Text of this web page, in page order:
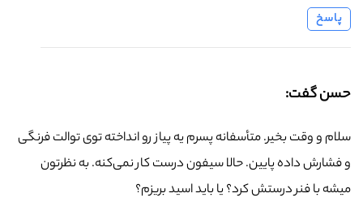
پاسخ
حسن گفت:
سلام و وقت بخیر. متأسفانه پسرم یه پیاز رو انداخته توی توالت فرنگی
و فشارش داده پایین. حالا سیفون درست کار نمی‌کنه. به نظرتون
میشه با فنر درستش کرد؟ یا باید اسید بریزم؟